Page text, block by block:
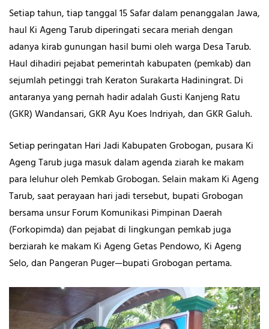
Setiap tahun, tiap tanggal 15 Safar dalam penanggalan Jawa,
haul Ki Ageng Tarub diperingati secara meriah dengan
adanya kirab gunungan hasil bumi oleh warga Desa Tarub.
Haul dihadiri pejabat pemerintah kabupaten (pemkab) dan
sejumlah petinggi trah Keraton Surakarta Hadiningrat. Di
antaranya yang pernah hadir adalah Gusti Kanjeng Ratu
(GKR) Wandansari, GKR Ayu Koes Indriyah, dan GKR Galuh.
Setiap peringatan Hari Jadi Kabupaten Grobogan, pusara Ki
Ageng Tarub juga masuk dalam agenda ziarah ke makam
para leluhur oleh Pemkab Grobogan. Selain makam Ki Ageng
Tarub, saat perayaan hari jadi tersebut, bupati Grobogan
bersama unsur Forum Komunikasi Pimpinan Daerah
(Forkopimda) dan pejabat di lingkungan pemkab juga
berziarah ke makam Ki Ageng Getas Pendowo, Ki Ageng
Selo, dan Pangeran Puger—bupati Grobogan pertama.